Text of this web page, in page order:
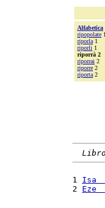
Alfabetica
ripopolate 1
riporla 1
riporli 1
riporrà 2
riporrai 2
riporre 2
riporta 2
1 Isa
2 Eze